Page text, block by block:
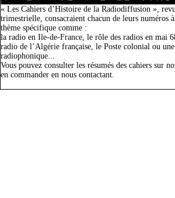
« Les Cahiers d’Histoire de la Radiodiffusion »,
trimestrielle, consacraient chacun de leurs numéros
thème spécifique comme :
la radio en Ile-de-France, le rôle des radios en mai
radio de l’Algérie française, le Poste colonial ou une
radiophonique...
Vous pouvez consulter les résumés des cahiers sur
en commander en nous contactant.